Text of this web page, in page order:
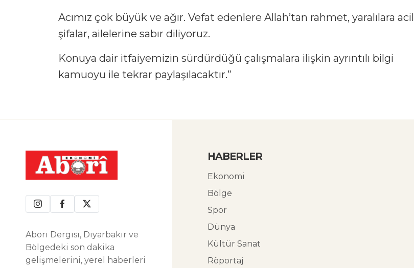
Acımız çok büyük ve ağır. Vefat edenlere Allah’tan rahmet, yaralılara acil
şifalar, ailelerine sabır diliyoruz.
Konuya dair itfaiyemizin sürdürdüğü çalışmalara ilişkin ayrıntılı bilgi
kamuoyu ile tekrar paylaşılacaktır.”
Abori Dergisi, Diyarbakır ve
Bölgedeki son dakika
gelişmelerini, yerel haberleri
HABERLER
Ekonomi
Bölge
Spor
Dünya
Kültür Sanat
Röportaj